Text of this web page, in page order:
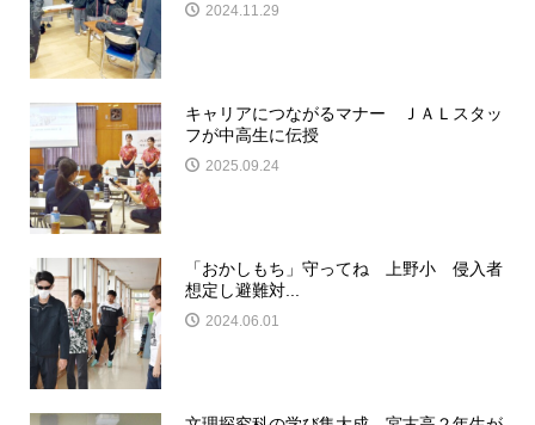
2024.11.29
キャリアにつながるマナー ＪＡＬスタッ
フが中高生に伝授
2025.09.24
「おかしもち」守ってね 上野小 侵入者
想定し避難対...
2024.06.01